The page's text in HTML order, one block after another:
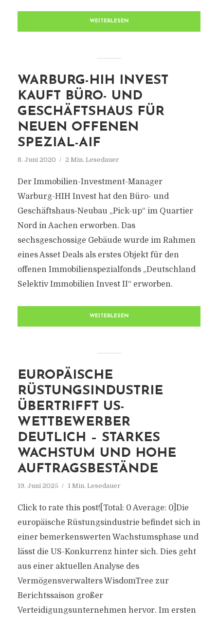
WEITERLESEN
WARBURG-HIH INVEST
KAUFT BÜRO- UND
GESCHÄFTSHAUS FÜR
NEUEN OFFENEN
SPEZIAL-AIF
8. Juni 2020 2 Min. Lesedauer
Der Immobilien-Investment-Manager
Warburg-HIH Invest hat den Büro- und
Geschäftshaus-Neubau „Pick-up“ im Quartier
Nord in Aachen erworben. Das
sechsgeschossige Gebäude wurde im Rahmen
eines Asset Deals als erstes Objekt für den
offenen Immobilienspezialfonds „Deutschland
Selektiv Immobilien Invest II“ erworben.
WEITERLESEN
EUROPÄISCHE
RÜSTUNGSINDUSTRIE
ÜBERTRIFFT US-
WETTBEWERBER
DEUTLICH – STARKES
WACHSTUM UND HOHE
AUFTRAGSBESTÄNDE
19. Juni 2025 1 Min. Lesedauer
Click to rate this post![Total: 0 Average: 0]Die
europäische Rüstungsindustrie befindet sich in
einer bemerkenswerten Wachstumsphase und
lässt die US-Konkurrenz hinter sich. Dies geht
aus einer aktuellen Analyse des
Vermögensverwalters WisdomTree zur
Berichtssaison großer
Verteidigungsunternehmen hervor. Im ersten